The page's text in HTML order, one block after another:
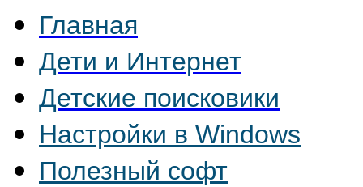
Главная
Дети и Интернет
Детские поисковики
Настройки в Windows
Полезный софт